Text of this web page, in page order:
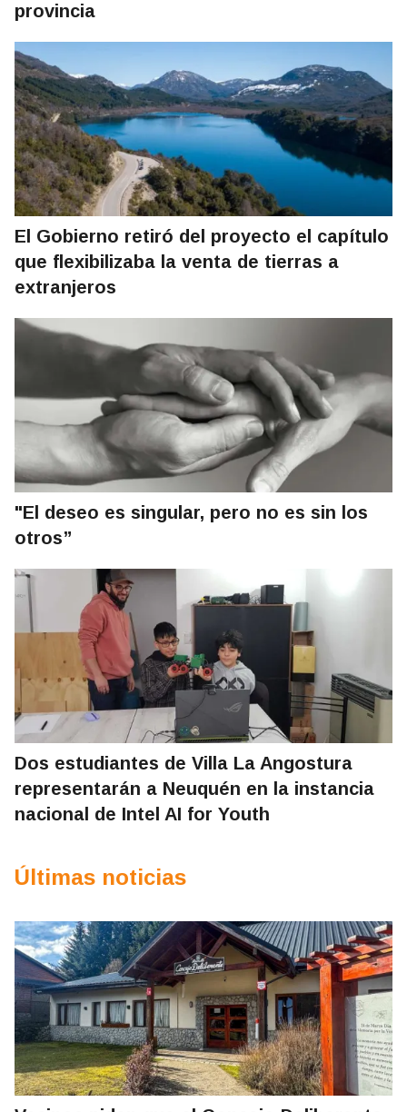
provincia
El Gobierno retiró del proyecto el capítulo
que flexibilizaba la venta de tierras a
extranjeros
"El deseo es singular, pero no es sin los
otros”
Dos estudiantes de Villa La Angostura
representarán a Neuquén en la instancia
nacional de Intel AI for Youth
Últimas noticias